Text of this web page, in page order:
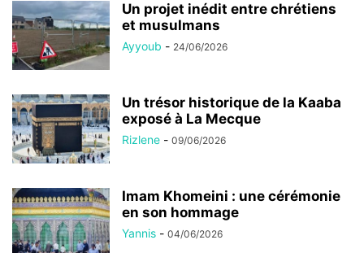
Un projet inédit entre chrétiens
et musulmans
Ayyoub - 24/06/2026
Un trésor historique de la Kaaba
exposé à La Mecque
Rizlene - 09/06/2026
Imam Khomeini : une cérémonie
en son hommage
Yannis - 04/06/2026